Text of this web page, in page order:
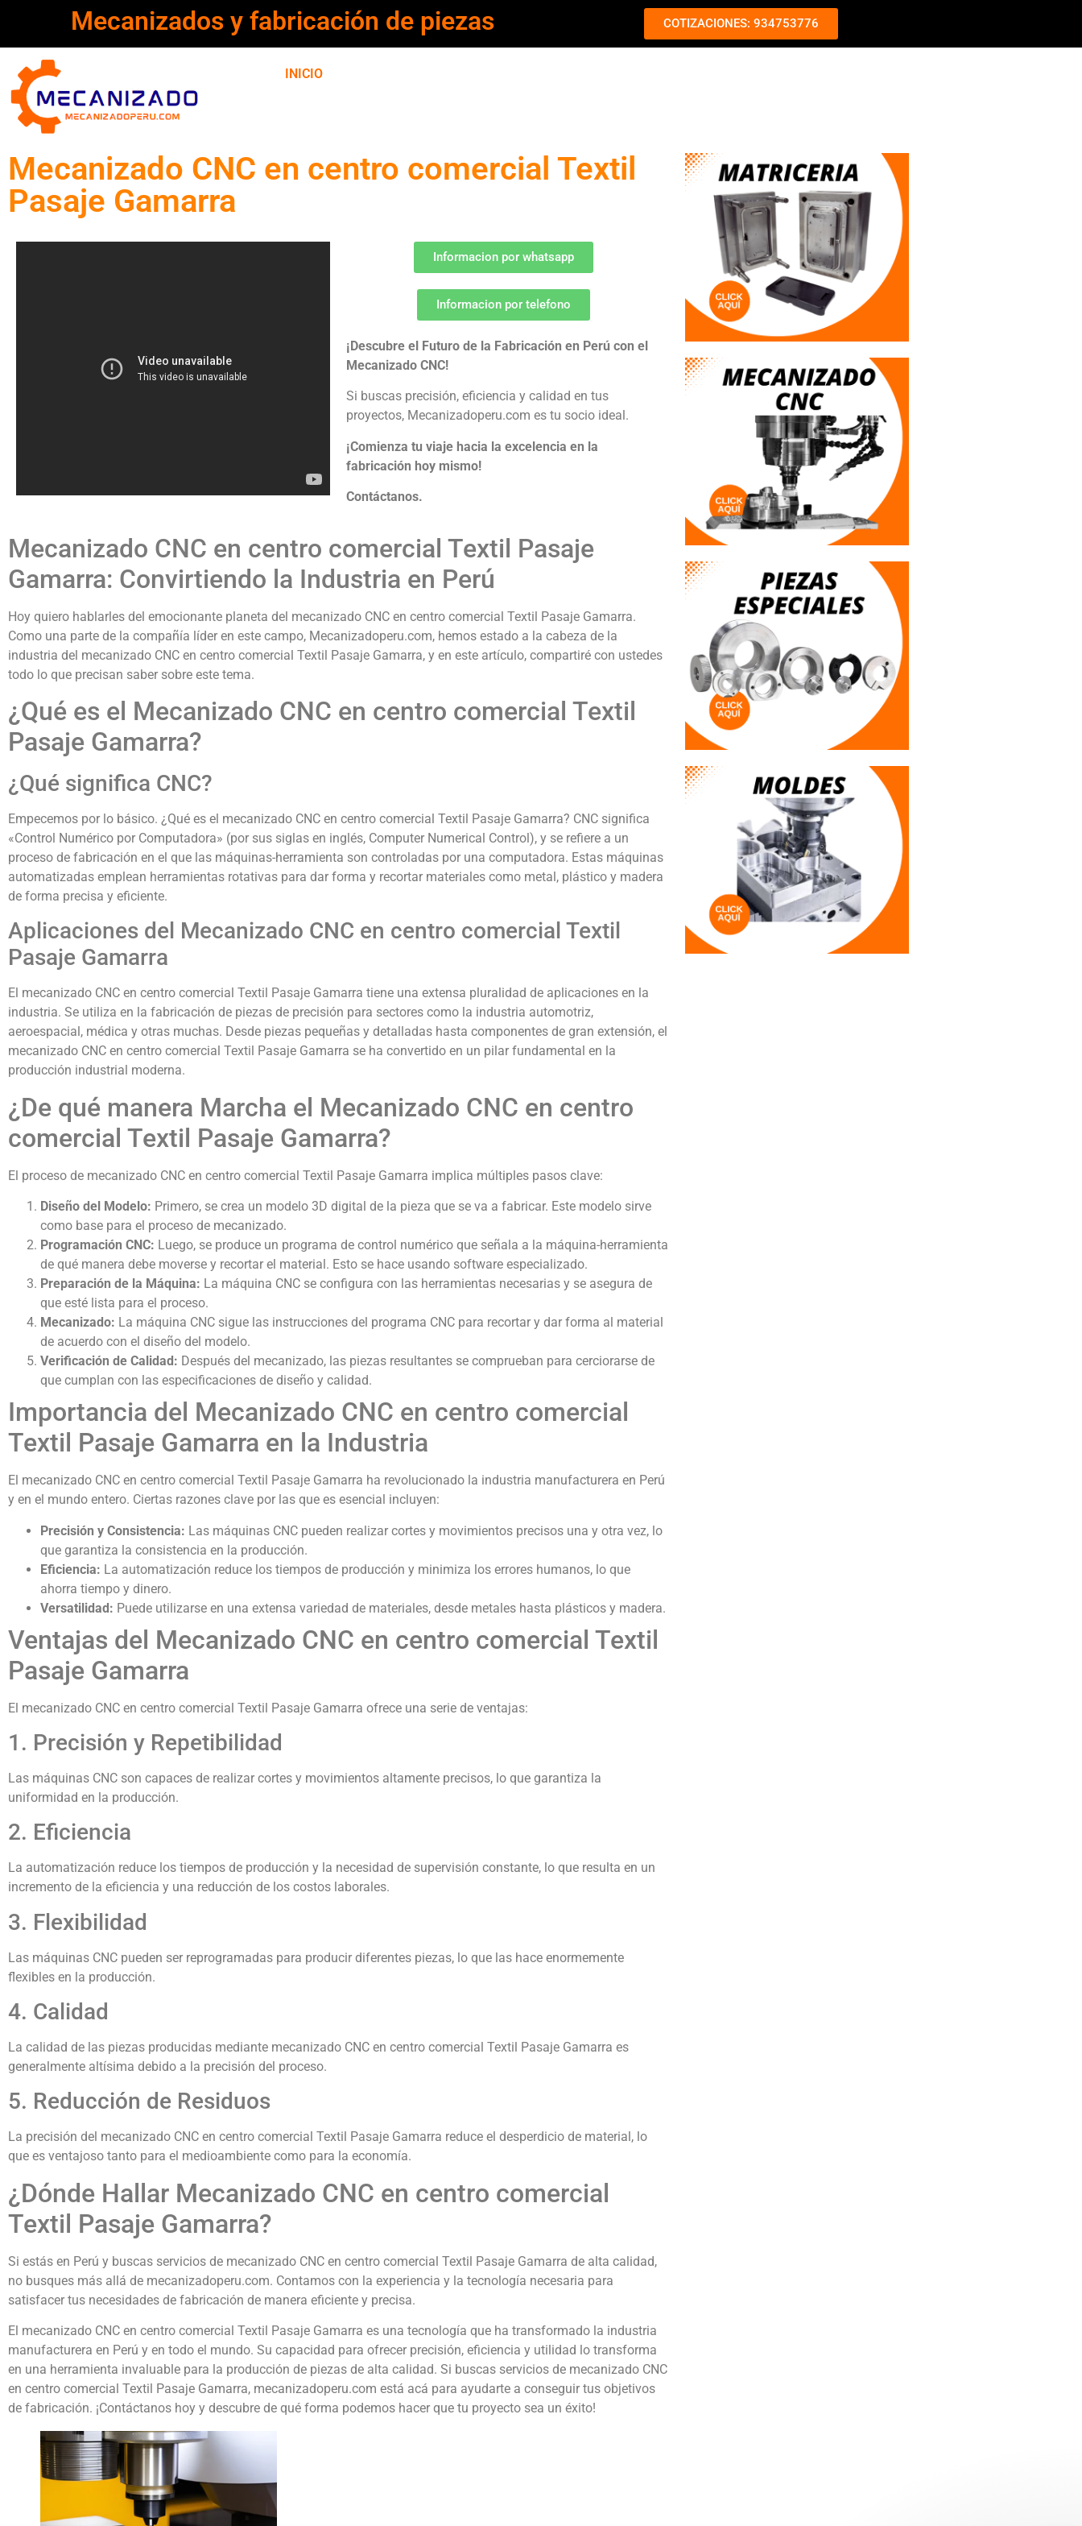
Mecanizados y fabricación de piezas COTIZACIONES: 934753776
INICIO
Mecanizado CNC en centro comercial Textil
Pasaje Gamarra
Informacion por whatsapp
Informacion por telefono
¡Descubre el Futuro de la Fabricación en Perú con el
Mecanizado CNC!
Si buscas precisión, eficiencia y calidad en tus
proyectos, Mecanizadoperu.com es tu socio ideal.
¡Comienza tu viaje hacia la excelencia en la
fabricación hoy mismo!
Contáctanos.
Mecanizado CNC en centro comercial Textil Pasaje
Gamarra: Convirtiendo la Industria en Perú
Hoy quiero hablarles del emocionante planeta del mecanizado CNC en centro comercial Textil Pasaje Gamarra.
Como una parte de la compañía líder en este campo, Mecanizadoperu.com, hemos estado a la cabeza de la
industria del mecanizado CNC en centro comercial Textil Pasaje Gamarra, y en este artículo, compartiré con ustedes
todo lo que precisan saber sobre este tema.
¿Qué es el Mecanizado CNC en centro comercial Textil
Pasaje Gamarra?
¿Qué significa CNC?
Empecemos por lo básico. ¿Qué es el mecanizado CNC en centro comercial Textil Pasaje Gamarra? CNC significa
«Control Numérico por Computadora» (por sus siglas en inglés, Computer Numerical Control), y se refiere a un
proceso de fabricación en el que las máquinas-herramienta son controladas por una computadora. Estas máquinas
automatizadas emplean herramientas rotativas para dar forma y recortar materiales como metal, plástico y madera
de forma precisa y eficiente.
Aplicaciones del Mecanizado CNC en centro comercial Textil
Pasaje Gamarra
El mecanizado CNC en centro comercial Textil Pasaje Gamarra tiene una extensa pluralidad de aplicaciones en la
industria. Se utiliza en la fabricación de piezas de precisión para sectores como la industria automotriz,
aeroespacial, médica y otras muchas. Desde piezas pequeñas y detalladas hasta componentes de gran extensión, el
mecanizado CNC en centro comercial Textil Pasaje Gamarra se ha convertido en un pilar fundamental en la
producción industrial moderna.
¿De qué manera Marcha el Mecanizado CNC en centro
comercial Textil Pasaje Gamarra?
El proceso de mecanizado CNC en centro comercial Textil Pasaje Gamarra implica múltiples pasos clave:
Diseño del Modelo: Primero, se crea un modelo 3D digital de la pieza que se va a fabricar. Este modelo sirve
como base para el proceso de mecanizado.
Programación CNC: Luego, se produce un programa de control numérico que señala a la máquina-herramienta
de qué manera debe moverse y recortar el material. Esto se hace usando software especializado.
Preparación de la Máquina: La máquina CNC se configura con las herramientas necesarias y se asegura de
que esté lista para el proceso.
Mecanizado: La máquina CNC sigue las instrucciones del programa CNC para recortar y dar forma al material
de acuerdo con el diseño del modelo.
Verificación de Calidad: Después del mecanizado, las piezas resultantes se comprueban para cerciorarse de
que cumplan con las especificaciones de diseño y calidad.
Importancia del Mecanizado CNC en centro comercial
Textil Pasaje Gamarra en la Industria
El mecanizado CNC en centro comercial Textil Pasaje Gamarra ha revolucionado la industria manufacturera en Perú
y en el mundo entero. Ciertas razones clave por las que es esencial incluyen:
Precisión y Consistencia: Las máquinas CNC pueden realizar cortes y movimientos precisos una y otra vez, lo
que garantiza la consistencia en la producción.
Eficiencia: La automatización reduce los tiempos de producción y minimiza los errores humanos, lo que
ahorra tiempo y dinero.
Versatilidad: Puede utilizarse en una extensa variedad de materiales, desde metales hasta plásticos y madera.
Ventajas del Mecanizado CNC en centro comercial Textil
Pasaje Gamarra
El mecanizado CNC en centro comercial Textil Pasaje Gamarra ofrece una serie de ventajas:
1. Precisión y Repetibilidad
Las máquinas CNC son capaces de realizar cortes y movimientos altamente precisos, lo que garantiza la
uniformidad en la producción.
2. Eficiencia
La automatización reduce los tiempos de producción y la necesidad de supervisión constante, lo que resulta en un
incremento de la eficiencia y una reducción de los costos laborales.
3. Flexibilidad
Las máquinas CNC pueden ser reprogramadas para producir diferentes piezas, lo que las hace enormemente
flexibles en la producción.
4. Calidad
La calidad de las piezas producidas mediante mecanizado CNC en centro comercial Textil Pasaje Gamarra es
generalmente altísima debido a la precisión del proceso.
5. Reducción de Residuos
La precisión del mecanizado CNC en centro comercial Textil Pasaje Gamarra reduce el desperdicio de material, lo
que es ventajoso tanto para el medioambiente como para la economía.
¿Dónde Hallar Mecanizado CNC en centro comercial
Textil Pasaje Gamarra?
Si estás en Perú y buscas servicios de mecanizado CNC en centro comercial Textil Pasaje Gamarra de alta calidad,
no busques más allá de mecanizadoperu.com. Contamos con la experiencia y la tecnología necesaria para
satisfacer tus necesidades de fabricación de manera eficiente y precisa.
El mecanizado CNC en centro comercial Textil Pasaje Gamarra es una tecnología que ha transformado la industria
manufacturera en Perú y en todo el mundo. Su capacidad para ofrecer precisión, eficiencia y utilidad lo transforma
en una herramienta invaluable para la producción de piezas de alta calidad. Si buscas servicios de mecanizado CNC
en centro comercial Textil Pasaje Gamarra, mecanizadoperu.com está acá para ayudarte a conseguir tus objetivos
de fabricación. ¡Contáctanos hoy y descubre de qué forma podemos hacer que tu proyecto sea un éxito!